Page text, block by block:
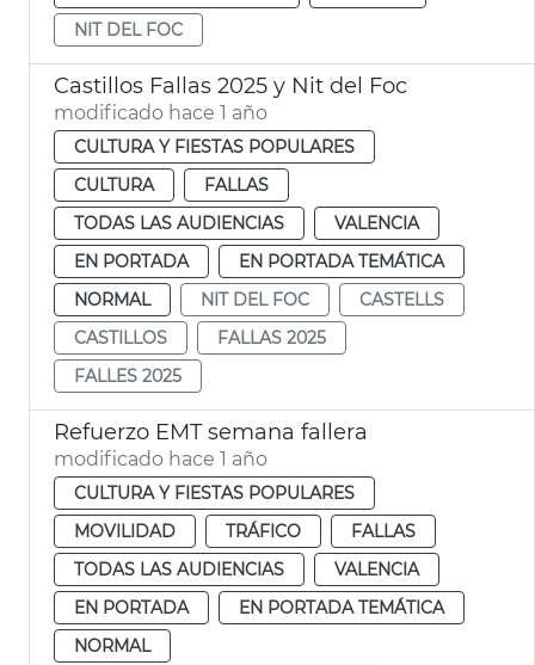
NIT DEL FOC
Castillos Fallas 2025 y Nit del Foc
modificado hace 1 año
CULTURA Y FIESTAS POPULARES
CULTURA
FALLAS
TODAS LAS AUDIENCIAS
VALENCIA
EN PORTADA
EN PORTADA TEMÁTICA
NORMAL
NIT DEL FOC
CASTELLS
CASTILLOS
FALLAS 2025
FALLES 2025
Refuerzo EMT semana fallera
modificado hace 1 año
CULTURA Y FIESTAS POPULARES
MOVILIDAD
TRÁFICO
FALLAS
TODAS LAS AUDIENCIAS
VALENCIA
EN PORTADA
EN PORTADA TEMÁTICA
NORMAL